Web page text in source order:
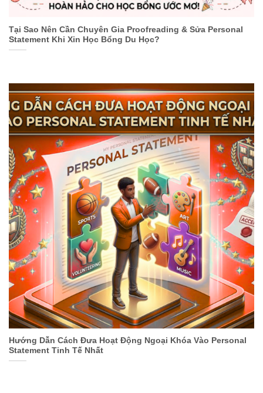
Tại Sao Nên Cần Chuyên Gia Proofreading & Sửa Personal
Statement Khi Xin Học Bổng Du Học?
Hướng Dẫn Cách Đưa Hoạt Động Ngoại Khóa Vào Personal
Statement Tinh Tế Nhất